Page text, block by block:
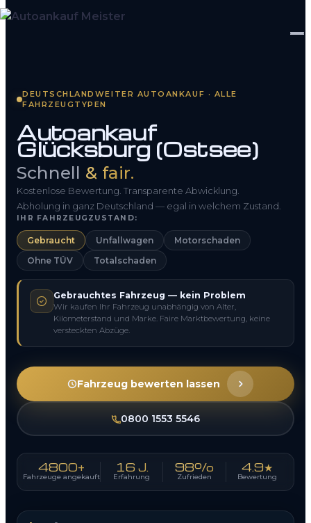
So funktioniert’s
Kontakt
FAQ
0800 1553 5546
DEUTSCHLANDWEITER AUTOANKAUF · ALLE
FAHRZEUGTYPEN
Autoankauf
Glücksburg (Ostsee)
Schnell & fair.
Kostenlose Bewertung. Transparente Abwicklung.
Abholung in ganz Deutschland — egal in welchem Zustand.
IHR FAHRZEUGZUSTAND:
Gebraucht Unfallwagen
Motorschaden
Ohne TÜV
Totalschaden
Gebrauchtes Fahrzeug — kein Problem
Wir kaufen Ihr Fahrzeug unabhängig von Alter,
Kilometerstand und Marke. Faire Marktbewertung, keine
versteckten Abzüge.
Fahrzeug bewerten lassen
0800 1553 5546
4800+
Fahrzeuge angekauft
16 J.
Erfahrung
98%
Zufrieden
4.9★
Bewertung